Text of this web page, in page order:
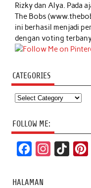
Rizky dan Alya. Pada
The Bobs
ini berhasil menjadi
dengan voting
CATEGORIES
Categories
FOLLOW ME:
c
HALAMAN